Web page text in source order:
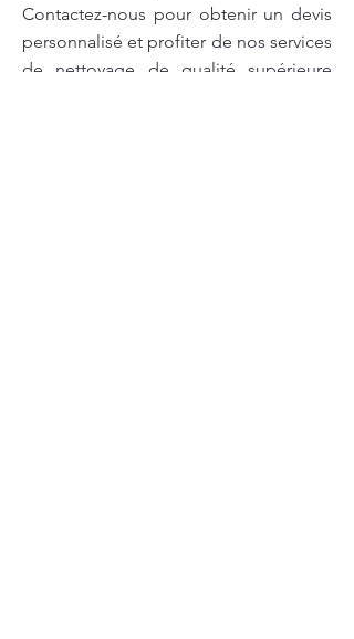
Contactez-nous pour obtenir un devis
personnalisé et profiter de nos services
de nettoyage de qualité supérieure